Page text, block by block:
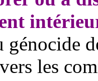
génocide
les